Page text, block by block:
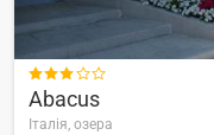

Abacus
Італія, озера